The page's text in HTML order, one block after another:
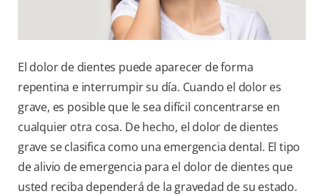
MX (ES)
El dolor de dientes puede aparecer de forma
repentina e interrumpir su día. Cuando el dolor es
grave, es posible que le sea difícil concentrarse en
cualquier otra cosa. De hecho, el dolor de dientes
grave se clasifica como una emergencia dental. El tipo
de alivio de emergencia para el dolor de dientes que
usted reciba dependerá de la gravedad de su estado.